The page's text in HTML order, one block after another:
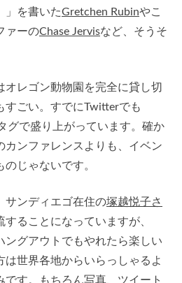
」を書いたGretchen Rubinやこ
ァーのChase Jervisなど、そうそ
オレゴン動物園を完全に貸し切
すごい。すでにTwitterでも
グで盛り上がっています。確か
カンファレンスよりも、イベン
のじゃないです。
サンディエゴ在住の塚越悦子さ
ることになっていますが、
ングアウトでもやれたら楽しい
は世界各地からいらっしゃるよ
です。もちろん写真、ツイート